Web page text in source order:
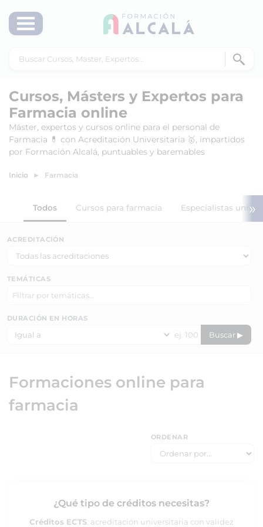
Cursos, Másters y Expertos para
Farmacia online
Máster, expertos y cursos online para el personal de
Farmacia 💊 con Acreditación Universitaria 🥇, impartidos
por Formación Alcalá, puntuables y baremables
Inicio Farmacia
Todos Cursos para farmacia Especialistas »
ACREDITACIÓN
TEMÁTICAS
DURACIÓN EN HORAS
Buscar ▶
Formaciones online para
farmacia
ORDENAR
¿Qué tipo de créditos necesitas?
Créditos ECTS: acreditación universitaria con validez